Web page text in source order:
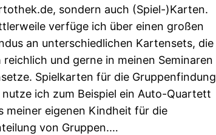
sondern auch (Spiel-)Karten.
verfüge ich über einen großen
an unterschiedlichen Kartensets, die
reichlich und gerne in meinen Seminaren
Spielkarten für die Gruppenfindung
nutze ich zum Beispiel ein Auto-Quartett
meiner eigenen Kindheit für die
von Gruppen.…